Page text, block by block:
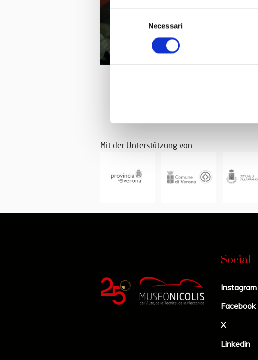
del
consenso
Necessari
Mit der Unterstützung von
Social
Instagram
Facebook
X
Linkedin